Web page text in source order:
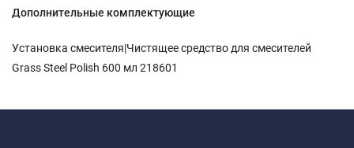
Дополнительные комплектующие
Установка смесителя|Чистящее средство для смесителей
Grass Steel Polish 600 мл 218601